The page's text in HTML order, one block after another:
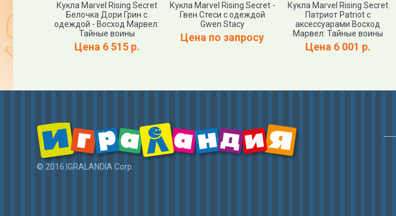
Deluxe
Pippa the
Кукла Marvel Rising Secret
Белочка Дори Грин с
одеждой - Восход Марвел:
Тайные воины
Цена 6 515 р.
Кукла Marvel Rising Secret -
Гвен Стеси с одеждой
Gwen Stacy
Цена по запросу
Кукла Marvel Rising Secret
Патриот Patriot с
аксессуарами Восход
Марвел: Тайные воины
Цена 6 001 р.
© 2016 IGRALANDIA Corp.